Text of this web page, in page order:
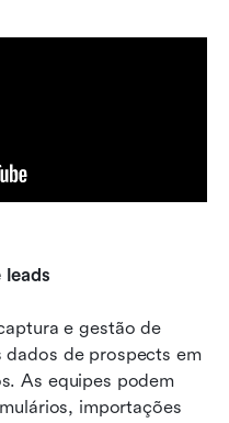
leads
e gestão de
dados de prospects em
As equipes podem
importações